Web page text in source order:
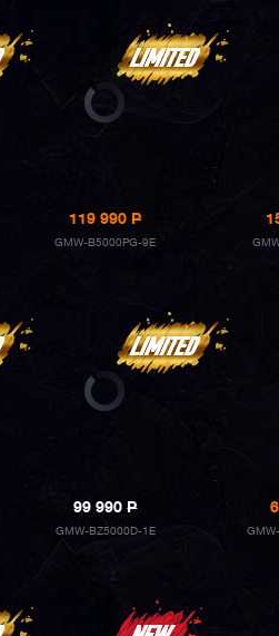
119 990P
GMW-B5000PG-9E
99 990P
GMW-BZ5000D-1E